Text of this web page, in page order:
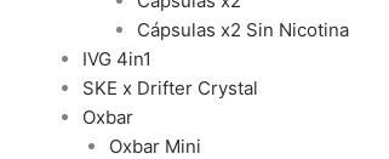
Cápsulas x2 Sin Nicotina
IVG 4in1
SKE x Drifter Crystal
Oxbar
Oxbar Mini